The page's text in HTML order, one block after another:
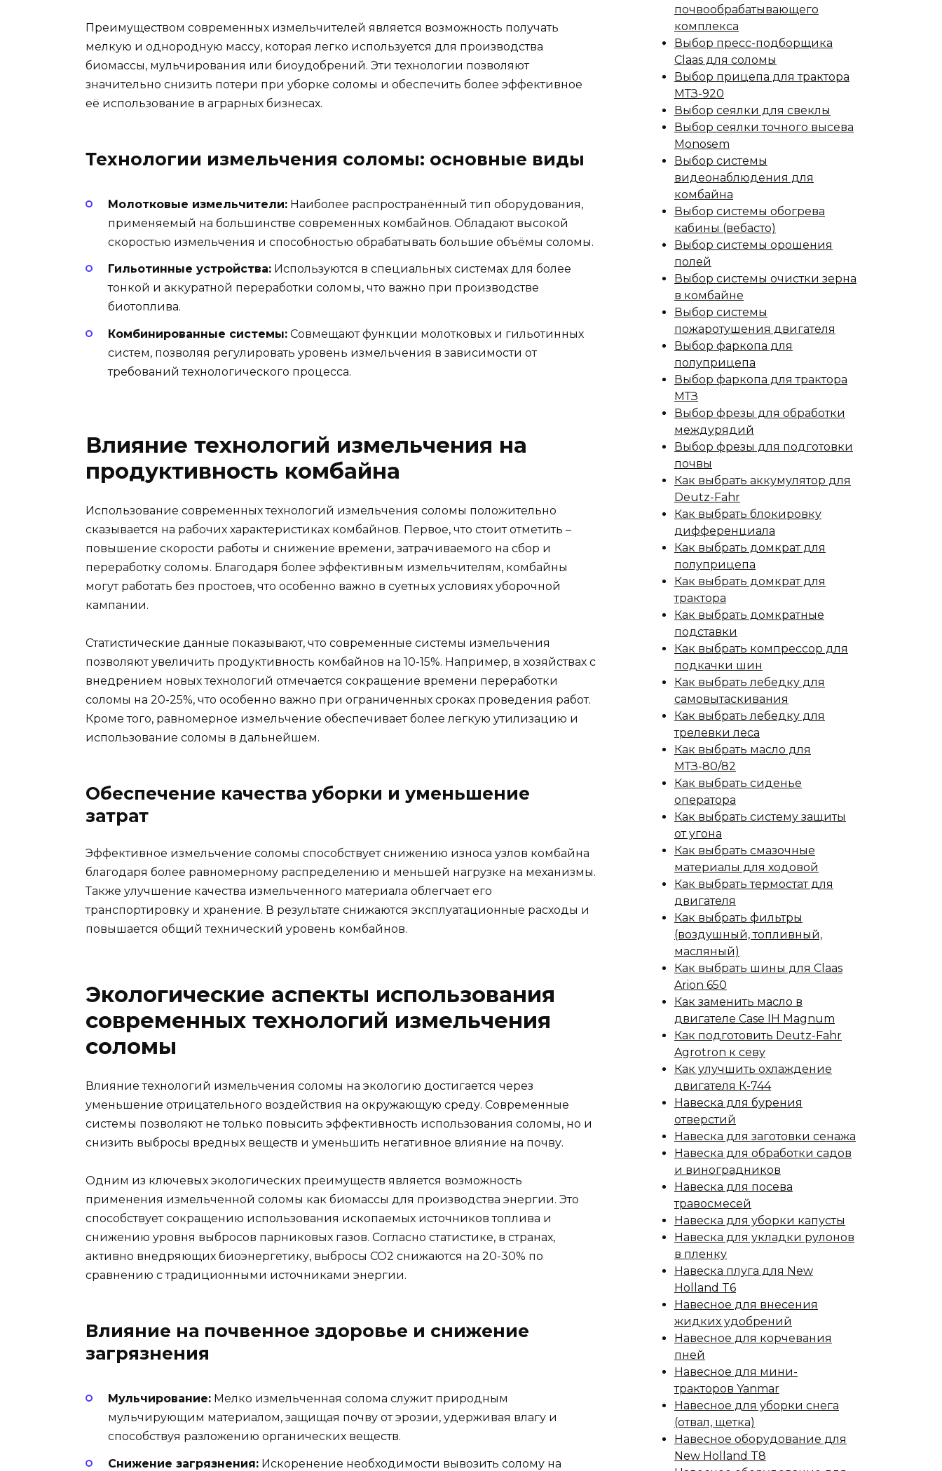
Преимуществом современных измельчителей является возможность получать
мелкую и однородную массу, которая легко используется для производства
биомассы, мульчирования или биоудобрений. Эти технологии позволяют
значительно снизить потери при уборке соломы и обеспечить более эффективное
её использование в аграрных бизнесах.
Технологии измельчения соломы: основные виды
Молотковые измельчители: Наиболее распространённый тип оборудования,
применяемый на большинстве современных комбайнов. Обладают высокой
скоростью измельчения и способностью обрабатывать большие объёмы соломы.
Гильотинные устройства: Используются в специальных системах для более
тонкой и аккуратной переработки соломы, что важно при производстве
биотоплива.
Комбинированные системы: Совмещают функции молотковых и гильотинных
систем, позволяя регулировать уровень измельчения в зависимости от
требований технологического процесса.
Влияние технологий измельчения на
продуктивность комбайна
Использование современных технологий измельчения соломы положительно
сказывается на рабочих характеристиках комбайнов. Первое, что стоит отметить –
повышение скорости работы и снижение времени, затрачиваемого на сбор и
переработку соломы. Благодаря более эффективным измельчителям, комбайны
могут работать без простоев, что особенно важно в суетных условиях уборочной
кампании.
Статистические данные показывают, что современные системы измельчения
позволяют увеличить продуктивность комбайнов на 10-15%. Например, в хозяйствах с
внедрением новых технологий отмечается сокращение времени переработки
соломы на 20-25%, что особенно важно при ограниченных сроках проведения работ.
Кроме того, равномерное измельчение обеспечивает более легкую утилизацию и
использование соломы в дальнейшем.
Обеспечение качества уборки и уменьшение
затрат
Эффективное измельчение соломы способствует снижению износа узлов комбайна
благодаря более равномерному распределению и меньшей нагрузке на механизмы.
Также улучшение качества измельченного материала облегчает его
транспортировку и хранение. В результате снижаются эксплуатационные расходы и
повышается общий технический уровень комбайнов.
Экологические аспекты использования
современных технологий измельчения
соломы
Влияние технологий измельчения соломы на экологию достигается через
уменьшение отрицательного воздействия на окружающую среду. Современные
системы позволяют не только повысить эффективность использования соломы, но и
снизить выбросы вредных веществ и уменьшить негативное влияние на почву.
Одним из ключевых экологических преимуществ является возможность
применения измельченной соломы как биомассы для производства энергии. Это
способствует сокращению использования ископаемых источников топлива и
снижению уровня выбросов парниковых газов. Согласно статистике, в странах,
активно внедряющих биоэнергетику, выбросы СО2 снижаются на 20-30% по
сравнению с традиционными источниками энергии.
Влияние на почвенное здоровье и снижение
загрязнения
Мульчирование: Мелко измельченная солома служит природным
мульчирующим материалом, защищая почву от эрозии, удерживая влагу и
способствуя разложению органических веществ.
Снижение загрязнения: Искоренение необходимости вывозить солому на
почвообрабатывающего
комплекса
Выбор пресс-подборщика
Claas для соломы
Выбор прицепа для трактора
МТЗ-920
Выбор сеялки для свеклы
Выбор сеялки точного высева
Monosem
Выбор системы
видеонаблюдения для
комбайна
Выбор системы обогрева
кабины (вебасто)
Выбор системы орошения
полей
Выбор системы очистки зерна
в комбайне
Выбор системы
пожаротушения двигателя
Выбор фаркопа для
полуприцепа
Выбор фаркопа для трактора
МТЗ
Выбор фрезы для обработки
междурядий
Выбор фрезы для подготовки
почвы
Как выбрать аккумулятор для
Deutz-Fahr
Как выбрать блокировку
дифференциала
Как выбрать домкрат для
полуприцепа
Как выбрать домкрат для
трактора
Как выбрать домкратные
подставки
Как выбрать компрессор для
подкачки шин
Как выбрать лебедку для
самовытаскивания
Как выбрать лебедку для
трелевки леса
Как выбрать масло для
МТЗ-80/82
Как выбрать сиденье
оператора
Как выбрать систему защиты
от угона
Как выбрать смазочные
материалы для ходовой
Как выбрать термостат для
двигателя
Как выбрать фильтры
(воздушный, топливный,
масляный)
Как выбрать шины для Claas
Arion 650
Как заменить масло в
двигателе Case IH Magnum
Как подготовить Deutz-Fahr
Agrotron к севу
Как улучшить охлаждение
двигателя К-744
Навеска для бурения
отверстий
Навеска для заготовки сенажа
Навеска для обработки садов
и виноградников
Навеска для посева
травосмесей
Навеска для уборки капусты
Навеска для укладки рулонов
в пленку
Навеска плуга для New
Holland T6
Навесное для внесения
жидких удобрений
Навесное для корчевания
пней
Навесное для мини-
тракторов Yanmar
Навесное для уборки снега
(отвал, щетка)
Навесное оборудование для
New Holland T8